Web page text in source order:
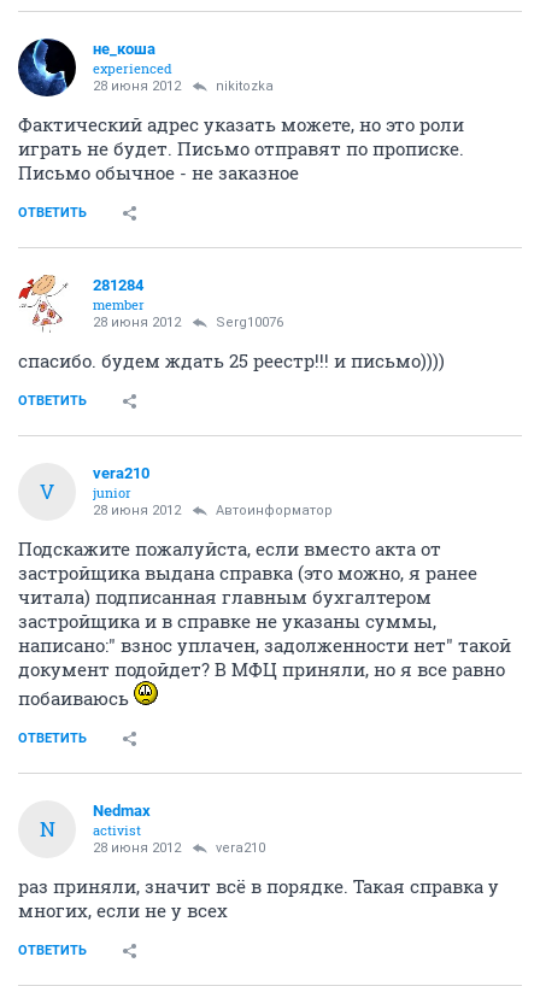
не_коша
experienced
28 июня 2012 nikitozka
Фактический адрес указать можете, но это роли
играть не будет. Письмо отправят по прописке.
Письмо обычное - не заказное
ОТВЕТИТЬ
281284
member
28 июня 2012 Serg10076
спасибо. будем ждать 25 реестр!!! и письмо))))
ОТВЕТИТЬ
V
vera210
junior
28 июня 2012 Автоинформатор
Подскажите пожалуйста, если вместо акта от
застройщика выдана справка (это можно, я ранее
читала) подписанная главным бухгалтером
застройщика и в справке не указаны суммы,
написано:" взнос уплачен, задолженности нет" такой
документ подойдет? В МФЦ приняли, но я все равно
побаиваюсь
ОТВЕТИТЬ
N
Nedmax
activist
28 июня 2012 vera210
раз приняли, значит всё в порядке. Такая справка у
многих, если не у всех
ОТВЕТИТЬ